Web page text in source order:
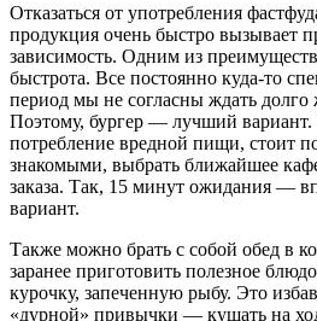
Отказаться от употребления
продукция очень быстро вызывает
зависимость. Одним из преимуществ
быстрота. Все постоянно куда-то
период мы не согласны ждать долго
Поэтому, бургер — лучший вариант.
потребление вредной пищи, стоит
знакомыми, выбрать ближайшее
заказа. Так, 15 минут ожидания —
вариант.
Также можно брать с собой обед в
заранее приготовить полезное
курочку, запеченную рыбу. Это
«дурной» привычки — кушать на